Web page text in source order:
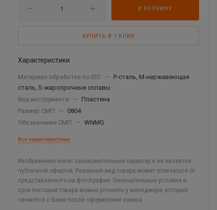
В КОРЗИНУ
КУПИТЬ В 1 КЛИК
Характеристики
Материал обработки по ISO —
P-сталь, М-нержавеющая
сталь, S-жаропрочные сплавы
Вид инструмента
—
Пластина
Размер СМП
—
0804
Обозначение СМП
— WNMG
Все характеристики
Изображение носит ознакомительный характер и не является
публичной офертой. Реальный вид товара может отличаться от
представленного на фотографии. Окончательные условия и
срок поставки товара можно уточнить у менеджера, который
свяжется с Вами после оформления заказа.